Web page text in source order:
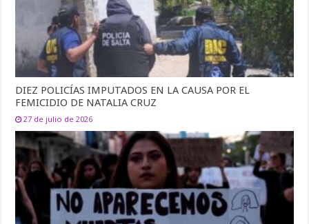
DIEZ POLICÍAS IMPUTADOS EN LA CAUSA POR EL
FEMICIDIO DE NATALIA CRUZ
27 de julio de 2026